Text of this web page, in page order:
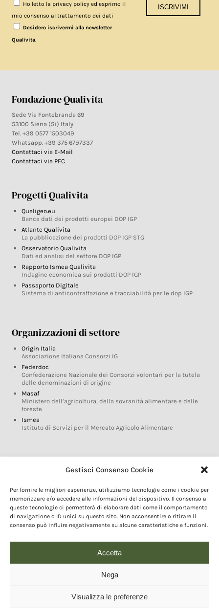
Gestisci Consenso Cookie
Per fornire le migliori esperienze, utilizziamo tecnologie come i cookie per
memorizzare e/o accedere alle informazioni del dispositivo. Il consenso a
queste tecnologie ci permetterà di elaborare dati come il comportamento
di navigazione o ID unici su questo sito. Non acconsentire o ritirare il
consenso può influire negativamente su alcune caratteristiche e funzioni.
Accetta
Nega
Visualizza le preferenze
Ho letto la privacy policy ed esprimo il
mio consenso al trattamento dei dati
Desidero iscrivermi alla newsletter
Qualivita.
Fondazione Qualivita
Sede Via Fontebranda 69
53100 Siena (Si) Italy
Tel. +39 0577 1503049
Whatsapp. +39 375 6797337
Contattaci via E-Mail
Contattaci via PEC
Progetti Qualivita
Qualigeo.eu
Banca dati dei prodotti europei DOP IGP
Atlante Qualivita
La pubblicazione dei prodotti DOP IGP STG
Osservatorio Qualivita
Dati ed analisi del settore DOP IGP
Rapporto Ismea Qualivita
Indagine economica sui prodotti DOP IGP
Passaporto Digitale
Sistema di anticontraffazione e tracciabilità per le dop IGP
Organizzazioni di settore
Origin Italia
Associazione Italiana Consorzi IG
Federdoc
Confederazione Nazionale dei Consorzi volontari per la tutela
delle denominazioni di origine
Masaf
Ministero dell’agricoltura, della sovranità alimentare e delle
foreste
Ismea
Istituto di Servizi per il Mercato Agricolo Alimentare
Glossario DOP IGP
Marchi DOP IGP
Normativa prodotti DOP IGP
Consorzi di Tutela
Farm To Fork e prodotti DOP IGP